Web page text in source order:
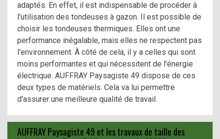
adaptés. En effet, il est indispensable de procéder à
l'utilisation des tondeuses à gazon. Il est possible de
choisir les tondeuses thermiques. Elles ont une
performance inégalable, mais elles ne respectent pas
l'environnement. À côté de cela, il y a celles qui sont
moins performantes et qui nécessitent de l'énergie
électrique. AUFFRAY Paysagiste 49 dispose de ces
deux types de matériels. Cela va lui permettre
d'assurer une meilleure qualité de travail.
AUFFRAY Paysagiste 49 et les travaux de taille des